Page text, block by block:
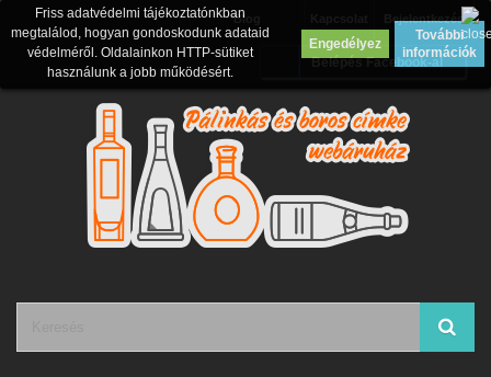
Bejelentkezés
Blog
Belépés Facebook-al
Friss adatvédelmi tájékoztatónkban
megtalálod, hogyan gondoskodunk adataid
védelméről. Oldalainkon HTTP-sütiket
használunk a jobb működésért.
Engedélyez
További
információk